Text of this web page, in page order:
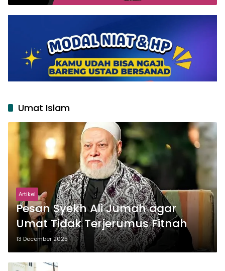
Umat Islam
Artikel
Pesan Syekh Ali Jumah agar
Umat Tidak Terjerumus Fitnah
13 December 2025